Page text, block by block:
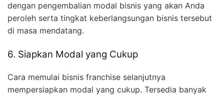
dengan pengembalian modal bisnis yang akan Anda
peroleh serta tingkat keberlangsungan bisnis tersebut
di masa mendatang.
6. Siapkan Modal yang Cukup
Cara memulai bisnis franchise selanjutnya
mempersiapkan modal yang cukup. Tersedia banyak